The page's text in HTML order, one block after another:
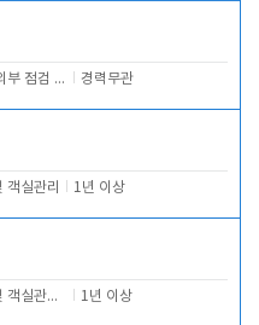
호텔 내 외부 점검 및 프런트 운영 경력무관
객실관리 1년 이상
카운터 및 객실관리 전반 1년 이상